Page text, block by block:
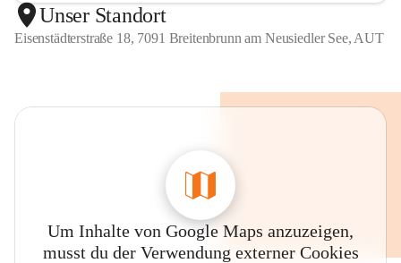
Unser Standort
Eisenstädterstraße 18, 7091 Breitenbrunn am Neusiedler See, AUT
Um Inhalte von Google Maps anzuzeigen,
musst du der Verwendung externer Cookies